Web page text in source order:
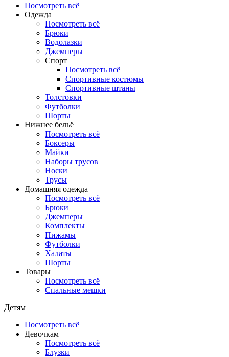
Посмотреть всё
Одежда
Посмотреть всё
Брюки
Водолазки
Джемперы
Спорт
Посмотреть всё
Спортивные костюмы
Спортивные штаны
Толстовки
Футболки
Шорты
Нижнее бельё
Посмотреть всё
Боксеры
Майки
Наборы трусов
Носки
Трусы
Домашняя одежда
Посмотреть всё
Брюки
Джемперы
Комплекты
Пижамы
Футболки
Халаты
Шорты
Товары
Посмотреть всё
Спальные мешки
Детям
Посмотреть всё
Девочкам
Посмотреть всё
Блузки